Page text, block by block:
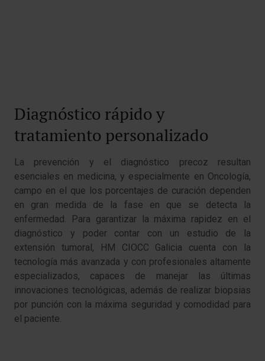
Diagnóstico rápido y
tratamiento personalizado
La prevención y el diagnóstico precoz resultan
esenciales en medicina, y especialmente en Oncología,
campo en el que los porcentajes de curación dependen
en gran medida de la fase en que se detecta la
enfermedad. Para garantizar la máxima rapidez en el
diagnóstico y poder contar con un estudio de la
extensión tumoral, HM CIOCC Galicia cuenta con la
tecnología más avanzada y con profesionales altamente
especializados, capaces de manejar las últimas
innovaciones tecnológicas, además de realizar biopsias
por punción con la máxima seguridad y comodidad para
el paciente.